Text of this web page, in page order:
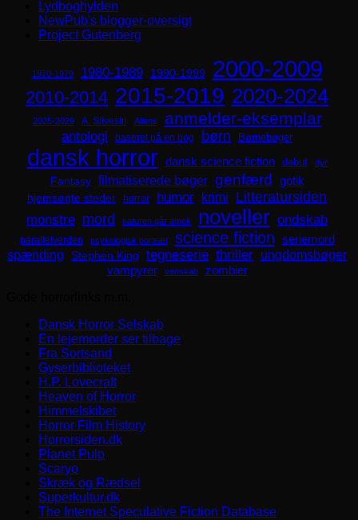
Lydboghylden
NewPub's blogger-oversigt
Project Gutenberg
1970-1979 1980-1989 1990-1999 2000-2009
2010-2014 2015-2019 2020-2024
2025-2029 A. Silvestri Aliens anmelder-eksemplar
antologi baseret på en bog børn Børnebøger
dansk horror dansk science fiction debut dyr
Fantasy filmatiserede bøger genfærd
gotik
hjemsøgte steder
horror humor krimi Litteratursiden
monstre mord naturen går amok noveller ondskab
parallelverden psykologisk portræt science fiction seriemord
spænding Stephen King tegneserie thriller ungdomsbøger
vampyrer venskab
zombier
Dansk Horror Selskab
En lejemorder ser tilbage
Fra Sortsand
Gyserbiblioteket
H.P. Lovecraft
Heaven of Horror
Himmelskibet
Horror Film History
Horrorsiden.dk
Planet Pulp
Scaryo
Skræk og Rædsel
Superkultur.dk
The Internet Speculative Fiction Database